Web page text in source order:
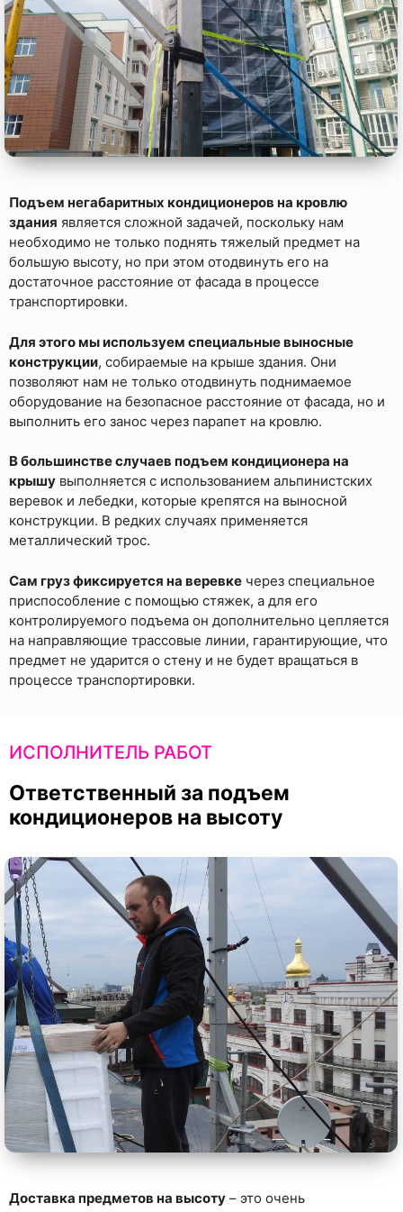
Подъем негабаритных кондиционеров на кровлю
здания является сложной задачей, поскольку нам
необходимо не только поднять тяжелый предмет на
большую высоту, но при этом отодвинуть его на
достаточное расстояние от фасада в процессе
транспортировки.
Для этого мы используем специальные выносные
конструкции, собираемые на крыше здания. Они
позволяют нам не только отодвинуть поднимаемое
оборудование на безопасное расстояние от фасада, но и
выполнить его занос через парапет на кровлю.
В большинстве случаев подъем кондиционера на
крышу выполняется с использованием альпинистских
веревок и лебедки, которые крепятся на выносной
конструкции. В редких случаях применяется
металлический трос.
Сам груз фиксируется на веревке через специальное
приспособление с помощью стяжек, а для его
контролируемого подъема он дополнительно цепляется
на направляющие трассовые линии, гарантирующие, что
предмет не ударится о стену и не будет вращаться в
процессе транспортировки.
ИСПОЛНИТЕЛЬ РАБОТ
Ответственный за подъем
кондиционеров на высоту
Доставка предметов на высоту – это очень